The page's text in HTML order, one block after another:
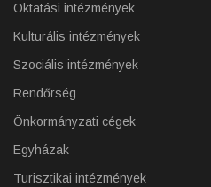
Oktatási intézmények
Kulturális intézmények
Szociális intézmények
Rendőrség
Önkormányzati cégek
Egyházak
Turisztikai intézmények